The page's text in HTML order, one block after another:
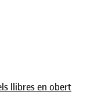
llibres en obert